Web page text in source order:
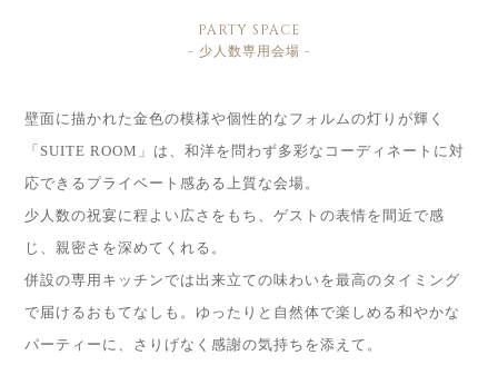
PARTY SPACE
- 少人数専用会場 -
壁面に描かれた金色の模様や個性的なフォルムの灯りが輝く
「SUITE ROOM」は、和洋を問わず多彩なコーディネートに対
応できるプライベート感ある上質な会場。
少人数の祝宴に程よい広さをもち、ゲストの表情を間近で感
じ、親密さを深めてくれる。
併設の専用キッチンでは出来立ての味わいを最高のタイミング
で届けるおもてなしも。 ゆったりと自然体で楽しめる和やかな
パーティーに、さりげなく感謝の気持ちを添えて。